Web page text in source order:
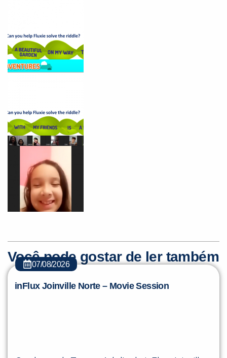
Você pode gostar de ler também
07/08/2026
inFlux Joinville Norte – Movie Session